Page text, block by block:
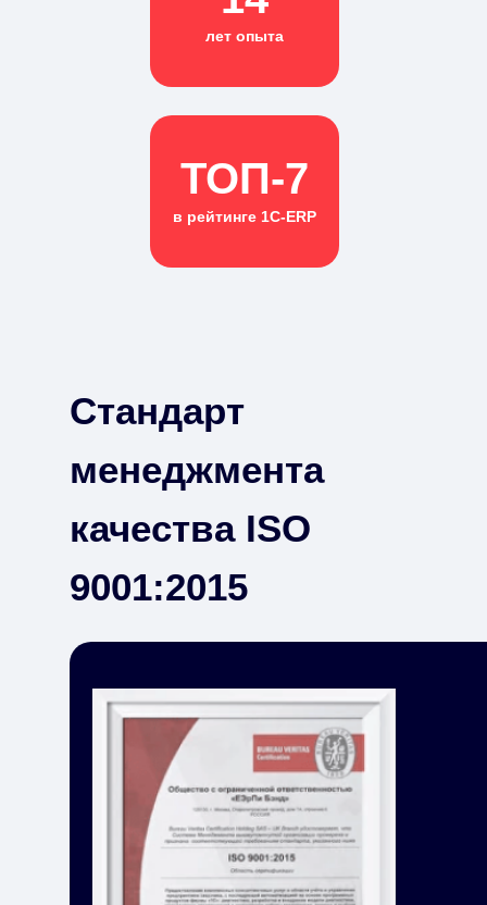
ТОП-7
в рейтинге 1С-ERP
лет опыта
Стандарт
менеджмента
качества ISO
9001:2015